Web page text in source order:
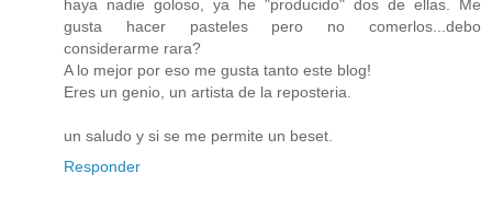
haya nadie goloso, ya he "producido" dos de ellas. Me
gusta hacer pasteles pero no comerlos...debo
considerarme rara?
A lo mejor por eso me gusta tanto este blog!
Eres un genio, un artista de la reposteria.
un saludo y si se me permite un beset.
Responder